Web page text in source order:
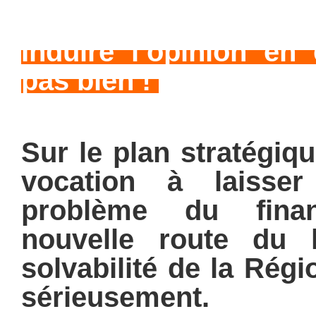
Induire l’opinion
pas bien !
Sur le plan
vocation à
problème du
nouvelle route
solvabilité de la
sérieusement.